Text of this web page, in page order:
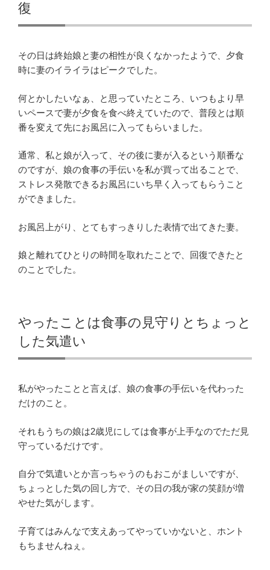
復
その日は終始娘と妻の相性が良くなかったようで、夕食
時に妻のイライラはピークでした。
何とかしたいなぁ、と思っていたところ、いつもより早
いペースで妻が夕食を食べ終えていたので、普段とは順
番を変えて先にお風呂に入ってもらいました。
通常、私と娘が入って、その後に妻が入るという順番な
のですが、娘の食事の手伝いを私が買って出ることで、
ストレス発散できるお風呂にいち早く入ってもらうこと
ができました。
お風呂上がり、とてもすっきりした表情で出てきた妻。
娘と離れてひとりの時間を取れたことで、回復できたと
のことでした。
やったことは食事の見守りとちょっと
した気遣い
私がやったことと言えば、娘の食事の手伝いを代わった
だけのこと。
それもうちの娘は2歳児にしては食事が上手なのでただ見
守っているだけです。
自分で気遣いとか言っちゃうのもおこがましいですが、
ちょっとした気の回し方で、その日の我が家の笑顔が増
やせた気がします。
子育てはみんなで支えあってやっていかないと、ホント
もちませんねぇ。